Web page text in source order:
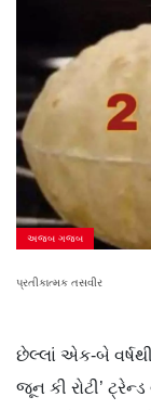
અજબ ગજબ
પ્રતીકાત્મક તસવીર
છેલ્લાં એક-બે વર્ષથી
જૂન કી રોટી’